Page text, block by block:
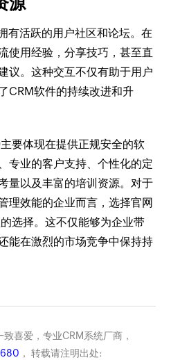
有活跃的用户社区和论坛。在
使用经验，分享技巧，甚至直
议。这种交互不仅有助于用户
CRM软件的持续改进和升
要体现在提供正规安全的软
专业的客户支持、个性化的定
量以及丰富的培训资源。对于
理效能的企业而言，选择官网
选择。这不仅能够为企业带
能在激烈的市场竞争中保持持
喜爱，专业CRM系统厂商，
， 转载请注明出处: